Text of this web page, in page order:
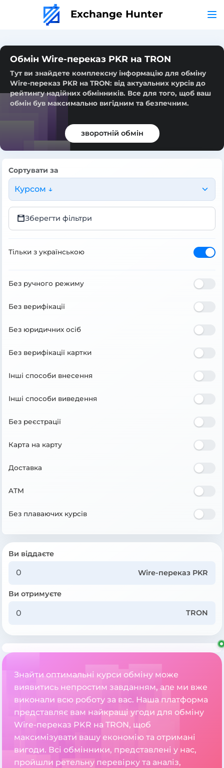
Exchange Hunter
Обмін Wire-переказ PKR на TRON
Тут ви знайдете комплексну інформацію для обміну
Wire-переказ PKR на TRON: від актуальних курсів до
рейтингу надійних обмінників. Все для того, щоб ваш
обмін був максимально вигідним та безпечним.
зворотній обмін
Сортувати за
Курсом ↓
Зберегти фільтри
Тільки з українською
Без ручного режиму
Без верифікації
Без юридичних осіб
Без верифікації картки
Інші способи внесення
Інші способи виведення
Без реєстрації
Карта на карту
Доставка
ATM
Без плаваючих курсів
Ви віддаєте
Wire-переказ PKR
Ви отримуєте
TRON
Знайти оптимальні курси обміну може
виявитись непростим завданням, але ми вже
виконали всю роботу за вас. Наша платформа
представляє вам найкращі угоди для обміну
Wire-переказ PKR на TRON, щоб
максимізувати вашу економію та отримані
вигоди. Всі обмінники, представлені у нас,
пройшли ретельну перевірку та аналіз,